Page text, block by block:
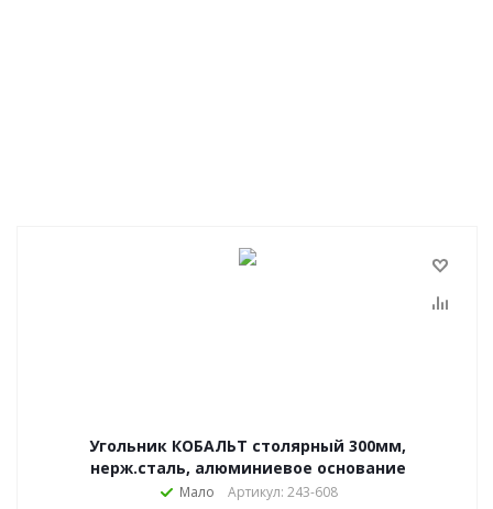
Угольник КОБАЛЬТ столярный 300мм,
нерж.сталь, алюминиевое основание
Мало Артикул: 243-608